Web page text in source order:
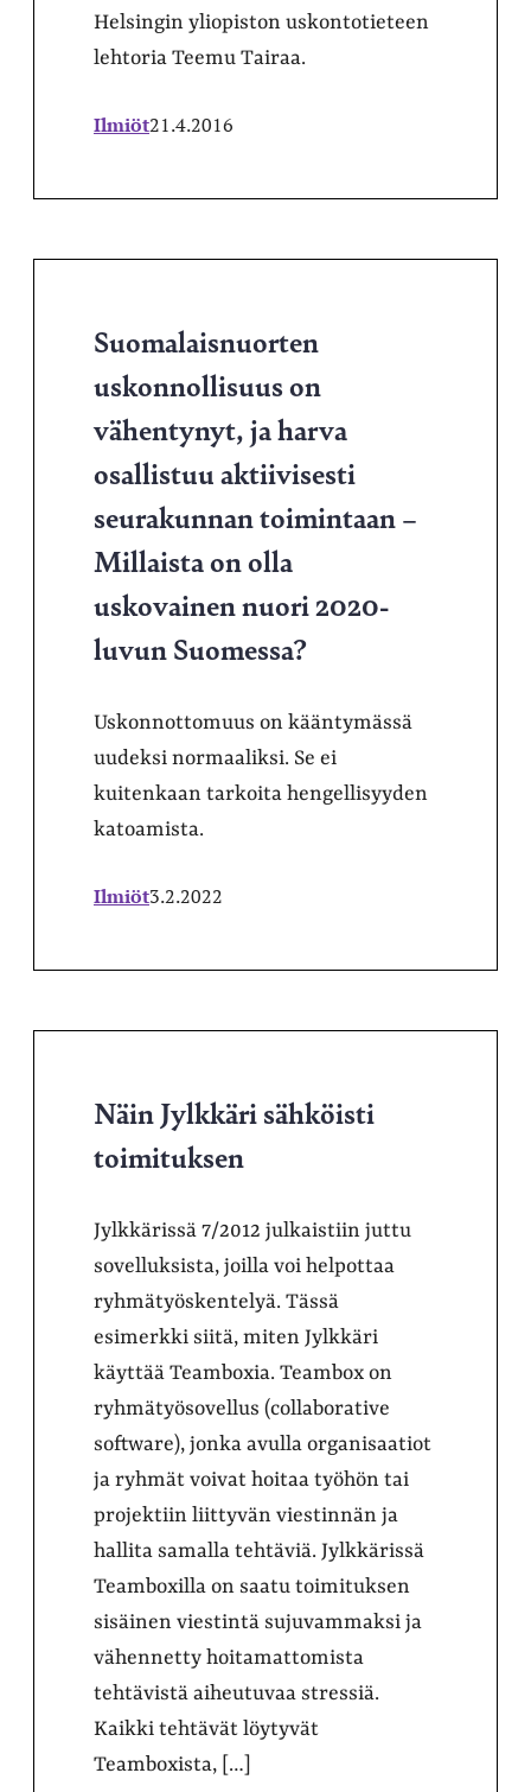
Helsingin yliopiston uskontotieteen
lehtoria Teemu Tairaa.
Ilmiöt21.4.2016
Suomalaisnuorten
uskonnollisuus on
vähentynyt, ja harva
osallistuu aktiivisesti
seurakunnan toimintaan –
Millaista on olla
uskovainen nuori 2020-
luvun Suomessa?
Uskonnottomuus on kääntymässä
uudeksi normaaliksi. Se ei
kuitenkaan tarkoita hengellisyyden
katoamista.
Ilmiöt3.2.2022
Näin Jylkkäri sähköisti
toimituksen
Jylkkärissä 7/2012 julkaistiin juttu
sovelluksista, joilla voi helpottaa
ryhmätyöskentelyä. Tässä
esimerkki siitä, miten Jylkkäri
käyttää Teamboxia. Teambox on
ryhmätyösovellus (collaborative
software), jonka avulla organisaatiot
ja ryhmät voivat hoitaa työhön tai
projektiin liittyvän viestinnän ja
hallita samalla tehtäviä. Jylkkärissä
Teamboxilla on saatu toimituksen
sisäinen viestintä sujuvammaksi ja
vähennetty hoitamattomista
tehtävistä aiheutuvaa stressiä.
Kaikki tehtävät löytyvät
Teamboxista, […]